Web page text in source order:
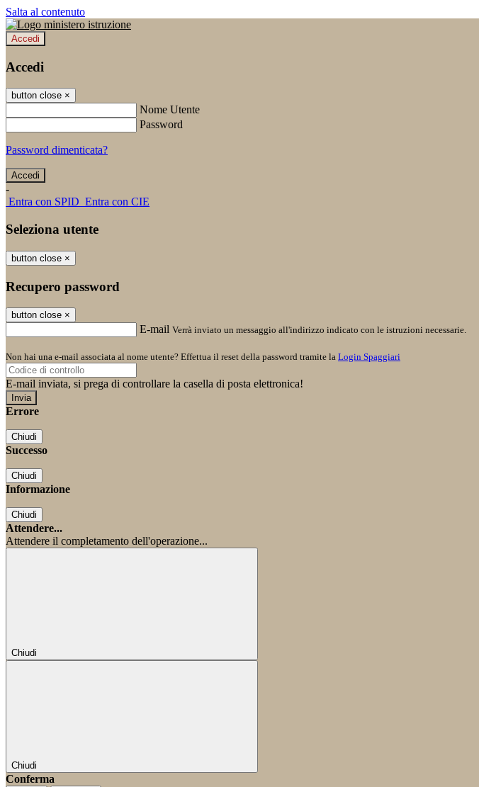
Salta al contenuto
Accedi
Accedi
button close ×
Nome Utente
Password
Password dimenticata?
-
Entra con SPID Entra con CIE
Seleziona utente
button close ×
Recupero password
button close ×
E-mail Verrà inviato un messaggio all'indirizzo indicato con le istruzioni necessarie.
Non hai una e-mail associata al nome utente? Effettua il reset della password tramite la Login Spaggiari
E-mail inviata, si prega di controllare la casella di posta elettronica!
Errore
Chiudi
Successo
Chiudi
Informazione
Chiudi
Attendere...
Attendere il completamento dell'operazione...
Chiudi
Chiudi
Conferma